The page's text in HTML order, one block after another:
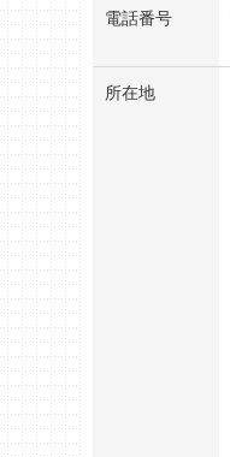
電話番号
所在地